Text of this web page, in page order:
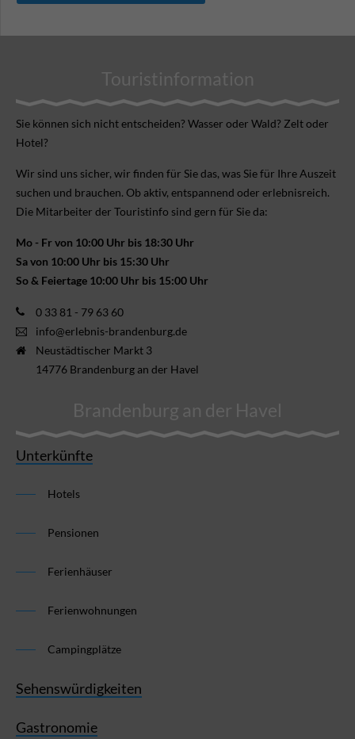
Touristinformation
Sie können sich nicht ent­scheiden? Wasser oder Wald? Zelt oder
Hotel?
Wir sind uns sicher, wir finden für Sie das, was Sie für Ihre Aus­zeit
suchen und brauchen. Ob aktiv, ent­spannend oder erlebnis­reich.
Die Mitarbeiter der Touristinfo sind gern für Sie da:
Mo - Fr von 10:00 Uhr bis 18:30 Uhr
Sa von 10:00 Uhr bis 15:30 Uhr
So & Feiertage 10:00 Uhr bis 15:00 Uhr
0 33 81 - 79 63 60
info@erlebnis-brandenburg.de
Neustädtischer Markt 3
14776 Brandenburg an der Havel
Brandenburg an der Havel
Unterkünfte
Hotels
Pensionen
Ferienhäuser
Ferienwohnungen
Campingplätze
Sehenswürdigkeiten
Gastronomie